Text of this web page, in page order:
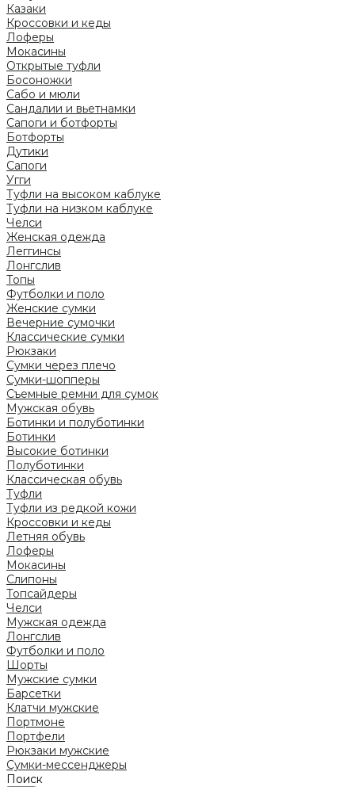
Казаки
Кроссовки и кеды
Лоферы
Мокасины
Открытые туфли
Босоножки
Сабо и мюли
Сандалии и вьетнамки
Сапоги и ботфорты
Ботфорты
Дутики
Сапоги
Угги
Туфли на высоком каблуке
Туфли на низком каблуке
Челси
Женская одежда
Леггинсы
Лонгслив
Топы
Футболки и поло
Женские сумки
Вечерние сумочки
Классические сумки
Рюкзаки
Сумки через плечо
Сумки-шопперы
Съемные ремни для сумок
Мужская обувь
Ботинки и полуботинки
Ботинки
Высокие ботинки
Полуботинки
Классическая обувь
Туфли
Туфли из редкой кожи
Кроссовки и кеды
Летняя обувь
Лоферы
Мокасины
Слипоны
Топсайдеры
Челси
Мужская одежда
Лонгслив
Футболки и поло
Шорты
Мужские сумки
Барсетки
Клатчи мужские
Портмоне
Портфели
Рюкзаки мужские
Сумки-мессенджеры
Поиск